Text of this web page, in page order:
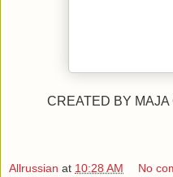
CREATED BY MAJA
Allrussian at 10:28 AM No